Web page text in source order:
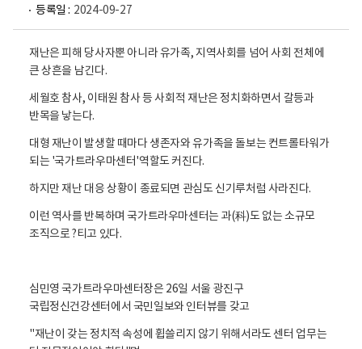
등록일 : 2024-09-27
재난은 피해 당사자뿐 아니라 유가족, 지역사회를 넘어 사회 전체에
큰 상흔을 남긴다.
세월호 참사, 이태원 참사 등 사회적 재난은 정치화하면서 갈등과
반목을 낳는다.
대형 재난이 발생할 때마다 생존자와 유가족을 돌보는 컨트롤타워가
되는 '국가트라우마센터'역할도 커진다.
하지만 재난 대응 상황이 종료되면 관심도 신기루처럼 사라진다.
이런 역사를 반복하며 국가트라우마센터는 과(科)도 없는 소규모
조직으로 ?티고 있다.
심민영 국가트라우마센터장은 26일 서울 광진구
국립정신건강센터에서 국민일보와 인터뷰를 갖고
"재난이 갖는 정치적 속성에 휩쓸리지 않기 위해서라도 센터 업무는